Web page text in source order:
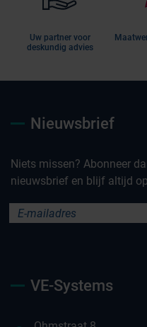
Uw partner voor
deskundig advies
Nieuwsbrief
Niets missen? Abonneer
nieuwsbrief en blijf altijd
VE-Systems